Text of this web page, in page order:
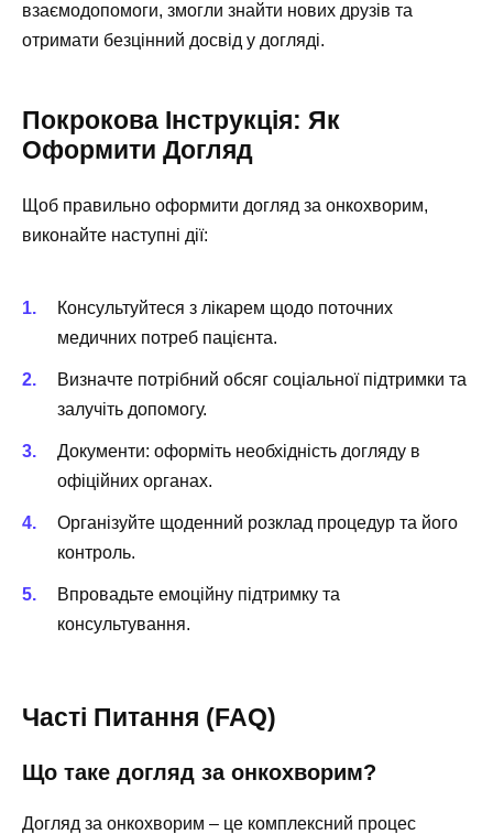
взаємодопомоги, змогли знайти нових друзів та
отримати безцінний досвід у догляді.
Покрокова Інструкція: Як
Оформити Догляд
Щоб правильно оформити догляд за онкохворим,
виконайте наступні дії:
Консультуйтеся з лікарем щодо поточних
медичних потреб пацієнта.
Визначте потрібний обсяг соціальної підтримки та
залучіть допомогу.
Документи: оформіть необхідність догляду в
офіційних органах.
Організуйте щоденний розклад процедур та його
контроль.
Впровадьте емоційну підтримку та
консультування.
Часті Питання (FAQ)
Що таке догляд за онкохворим?
Догляд за онкохворим – це комплексний процес